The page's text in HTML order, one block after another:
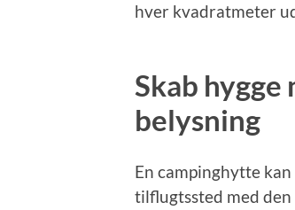
hver kvadratmeter
Skab
belysning
En campinghytte
tilflugtssted med